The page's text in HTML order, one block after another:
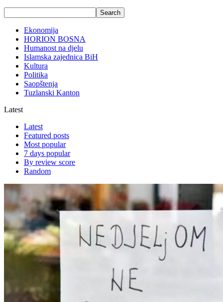
Ekonomija
HORION BOSNA
Humanost na djelu
Islamska zajednica BiH
Kultura
Politika
Saopštenja
Tuzlanski Kanton
Latest
Latest
Featured posts
Most popular
7 days popular
By review score
Random